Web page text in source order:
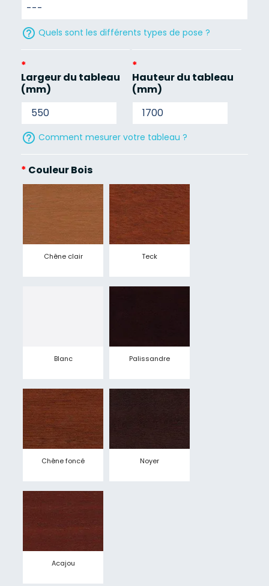
help_outline Quels sont les différents types de pose ?
*
Largeur du tableau
(mm)
*
Hauteur du tableau
(mm)
help_outline Comment mesurer votre tableau ?
* Couleur Bois
Chêne clair Teck
Blanc Palissandre
Chêne foncé Noyer
Acajou